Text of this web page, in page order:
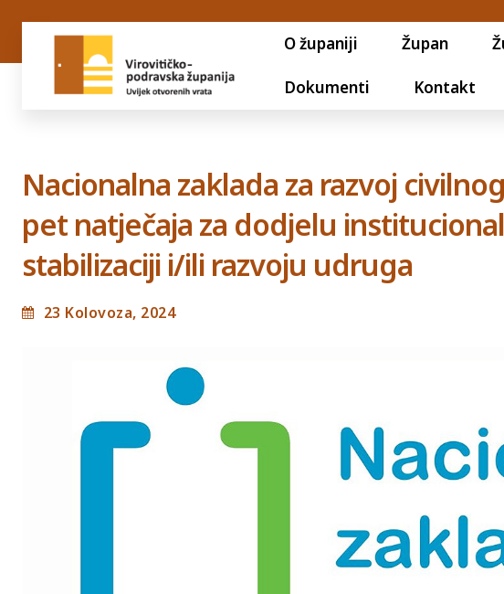
O županiji Župan
Dokumenti Kontakt
Nacionalna zaklada za razvoj
pet natječaja za dodjelu
stabilizaciji i/ili razvoju udruga
23 Kolovoza, 2024